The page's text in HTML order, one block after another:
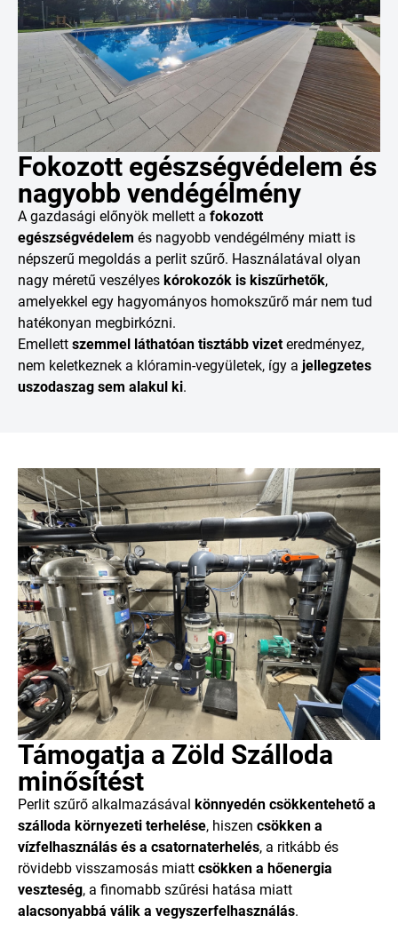
Fokozott egészségvédelem és
nagyobb vendégélmény
A gazdasági előnyök mellett a fokozott
egészségvédelem és nagyobb vendégélmény miatt is
népszerű megoldás a perlit szűrő. Használatával olyan
nagy méretű veszélyeskórokozók is kiszűrhetők,
amelyekkel egy hagyományos homokszűrő már nem tud
hatékonyan megbirkózni.
Emellettszemmel láthatóan tisztább vizeteredményez,
nem keletkeznek a klóramin-vegyületek, így a jellegzetes
uszodaszag sem alakul ki.
Támogatja a Zöld Szálloda
minősítést
Perlit szűrő alkalmazásával könnyedén csökkentehető a
szálloda környezeti terhelése, hiszen csökken a
vízfelhasználás és a csatornaterhelés, a ritkább és
rövidebb visszamosás miattcsökken a hőenergia
veszteség, a finomabb szűrési hatása miatt
alacsonyabbá válik a vegyszerfelhasználás.